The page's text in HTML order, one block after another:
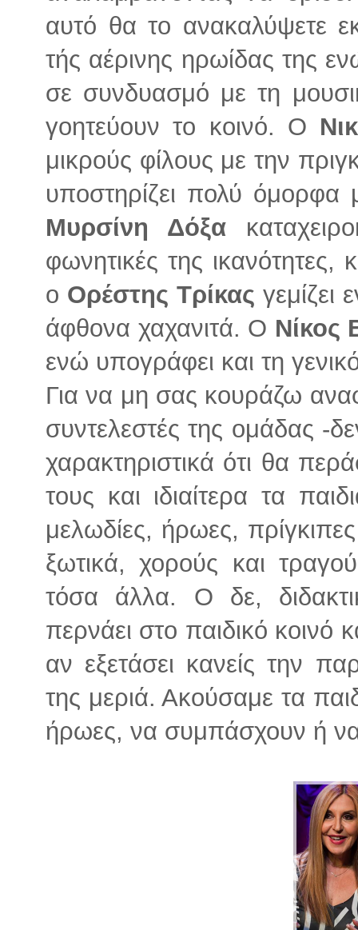
αυτό θα το ανακαλύψετε
τής αέρινης ηρωίδας της
σε συνδυασμό με τη
γοητεύουν το κοινό. Ο
μικρούς φίλους με την
υποστηρίζει πολύ όμορφα
Μυρσίνη Δόξα
φωνητικές της ικανότητες,
ο Ορέστης Τρίκας γεμίζει
άφθονα χαχανιτά. Ο Νίκος
ενώ υπογράφει και τη
Για να μη σας κουράζω
συντελεστές της ομάδας -
χαρακτηριστικά ότι θα
τους και ιδιαίτερα τα
μελωδίες, ήρωες,
ξωτικά, χορούς και
τόσα άλλα. Ο δε,
περνάει στο παιδικό κοινό
αν εξετάσει κανείς την
της μεριά. Ακούσαμε τα
ήρωες, να συμπάσχουν ή να